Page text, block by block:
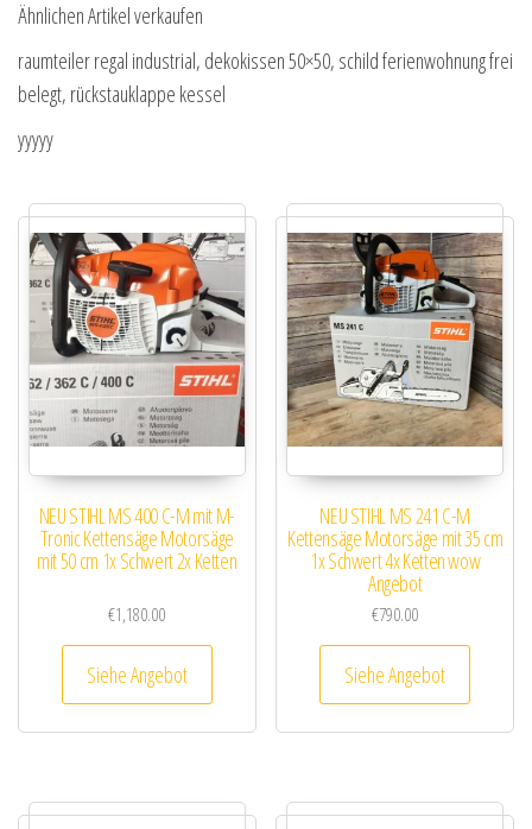
Ähnlichen Artikel verkaufen
raumteiler regal industrial, dekokissen 50×50, schild ferienwohnung frei
belegt, rückstauklappe kessel
yyyyy
NEU STIHL MS 400 C-M mit M-
Tronic Kettensäge Motorsäge
mit 50 cm 1x Schwert 2x Ketten
€1,180.00
Siehe Angebot
NEU STIHL MS 241 C-M
Kettensäge Motorsäge mit 35 cm
1x Schwert 4x Ketten wow
Angebot
€790.00
Siehe Angebot